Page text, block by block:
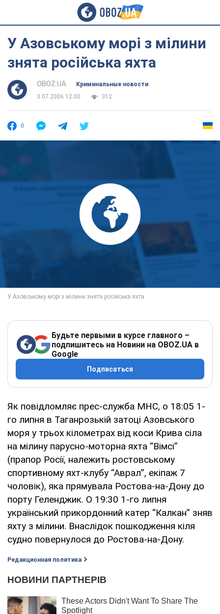
У Азовському морі з мілини
знята російська яхта
OBOZ.UA
Криминальные новости
3.07.2006 12:00
312
0
Будьте первыми в курсе главного –
подпишитесь на Новини на OBOZ.UA в
Google
Подписаться
Як повідломляє прес-служба МНС, о 18:05 1-
го липня в Таганрозькій затоці Азовського
моря у трьох кілометрах від коси Крива сіла
на мілину парусно-моторна яхта “Вімсі”
(прапор Росії, належить ростовському
спортивному яхт-клубу “Аврал”, екіпаж 7
чоловік), яка прямувала Ростова-на-Дону до
порту Геленджик. О 19:30 1-го липня
український прикордонний катер “Калкан” зняв
яхту з мілини. Внаслідок пошкодження кіля
судно повернулося до Ростова-на-Дону.
Редакционная политика